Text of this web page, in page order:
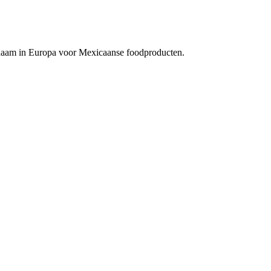
in Europa voor Mexicaanse foodproducten.